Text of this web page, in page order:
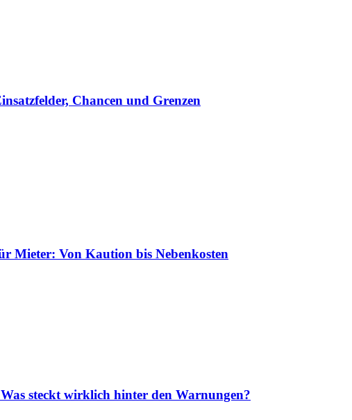
Chancen und Grenzen
Mieter: Von Kaution bis Nebenkosten
steckt wirklich hinter den Warnungen?